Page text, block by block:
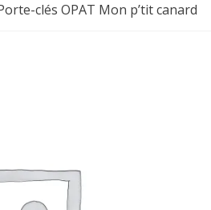
clés OPAT Mon p’tit canard